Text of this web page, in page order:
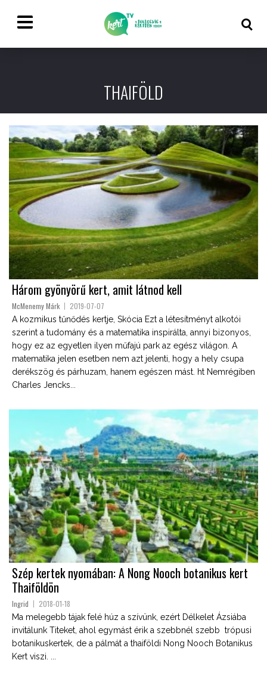
THAIFÖLD
Három gyönyörű kert, amit látnod kell
McMenemy Márk 2019-07-07
A kozmikus tűnődés kertje, Skócia Ezt a létesítményt alkotói
szerint a tudomány és a matematika inspirálta, annyi bizonyos,
hogy ez az egyetlen ilyen műfajú park az egész világon. A
matematika jelen esetben nem azt jelenti, hogy a hely csupa
derékszög és párhuzam, hanem egészen mást. ht Nemrégiben
Charles Jencks...
Szép kertek nyomában: A Nong Nooch botanikus kert
Thaiföldön
Ingrid 2018-01-18
Ma melegebb tájak felé húz a szívünk, ezért Délkelet Ázsiába
invitálunk Titeket, ahol egymást érik a szebbnél szebb trópusi
botanikuskertek, de a pálmát a thaiföldi Nong Nooch Botanikus
Kert viszi. ...